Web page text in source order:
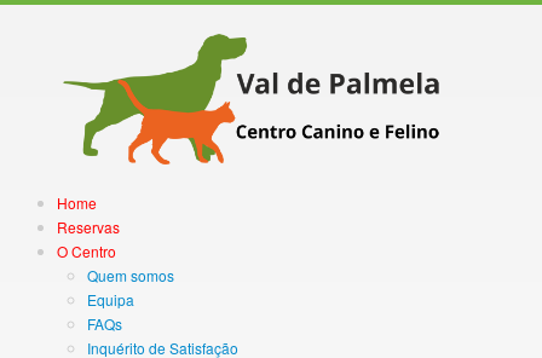
Home
Reservas
O Centro
Quem somos
Equipa
FAQs
Inquérito de Satisfação